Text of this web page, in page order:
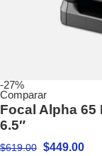
-27%
Comparar
Focal Alpha 65
6.5″
$619.00 $449.00